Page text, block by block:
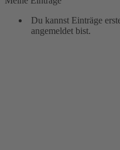
Du kannst Einträge
angemeldet bist.